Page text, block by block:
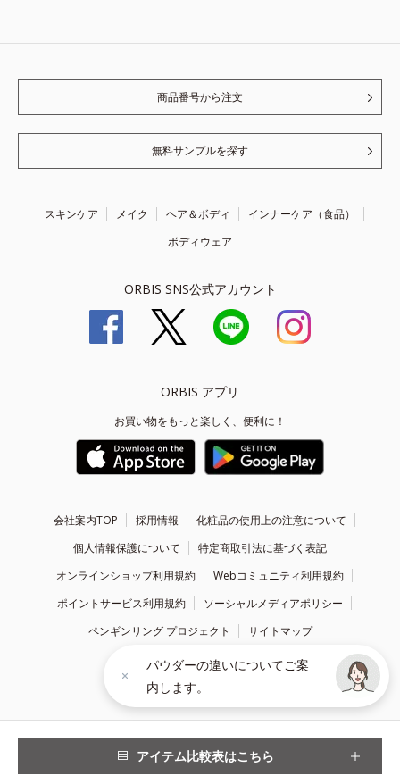
アイテム比較表はこちら
商品番号から注文
無料サンプルを探す
スキンケア メイク ヘア＆ボディ
インナーケア（食品）
ボディウェア
ORBIS SNS公式アカウント
ORBIS アプリ
お買い物をもっと楽しく、便利に！
会社案内TOP 採用情報
化粧品の使用上の注意について
個人情報保護について
特定商取引法に基づく表記
オンラインショップ利用規約
Webコミュニティ利用規約
ポイントサービス利用規約
ソーシャルメディアポリシー
ペンギンリング プロジェクト
サイトマップ
パウダーの違いについてご案
内します。